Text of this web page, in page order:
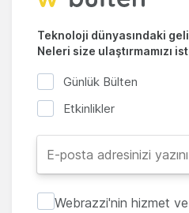
Teknoloji dünyasındaki
Neleri size ulaştırmamızı
Günlük Bülten
Etkinlikler
Webrazzi'nin hizmet